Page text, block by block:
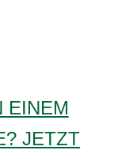
EINEM
JETZT